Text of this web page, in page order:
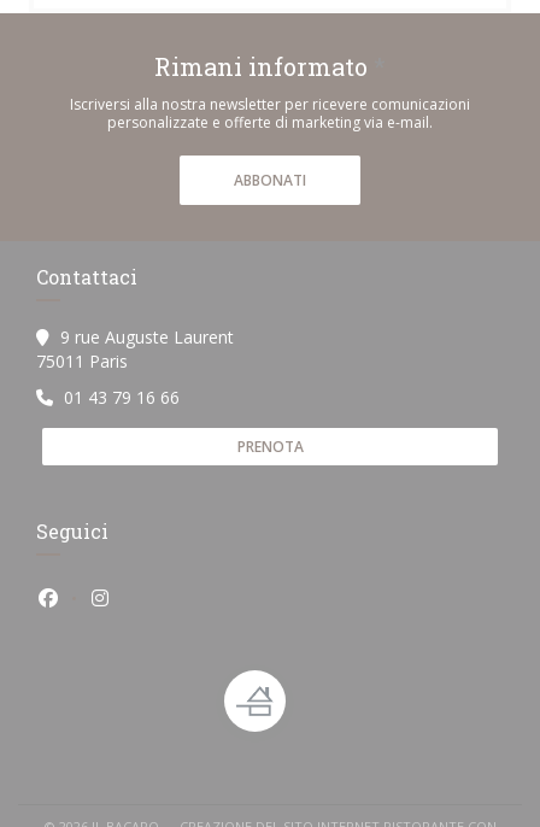
Rimani informato
Iscriversi alla nostra newsletter per ricevere comunicazioni
personalizzate e offerte di marketing via e-mail.
ABBONATI
Contattaci
9 rue Auguste Laurent
75011 Paris
01 43 79 16 66
PRENOTA
Seguici
Facebook ((apre una nuova finestra))
Instagram ((apre una nuova finestra))